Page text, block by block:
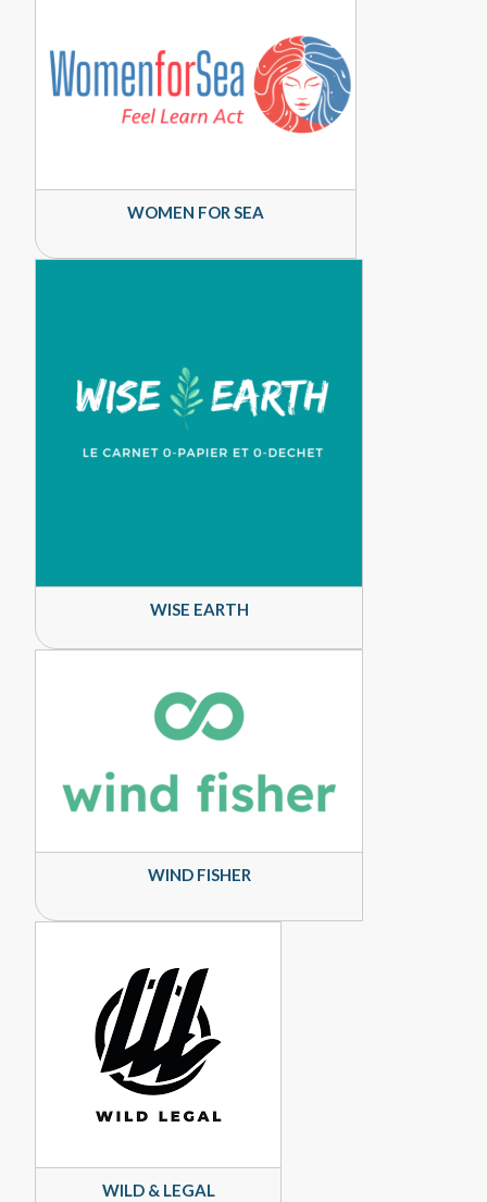
WOMEN FOR SEA
WISE EARTH
WIND FISHER
WILD & LEGAL